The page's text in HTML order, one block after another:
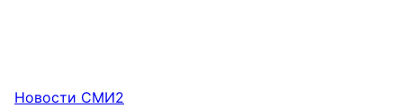
Новости СМИ2